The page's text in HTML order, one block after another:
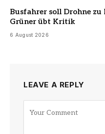
Busfahrer soll Drohne zu
Grüner übt Kritik
6 August 2026
LEAVE A REPLY